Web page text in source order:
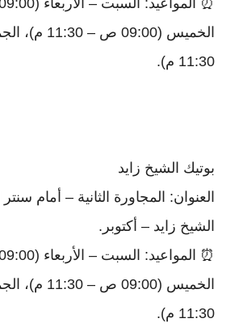
11:30 م).
بوتيك الشيخ زايد
العنوان: المجاورة الثانية – أمام
الشيخ زايد – أكتوبر.
11:30 م).